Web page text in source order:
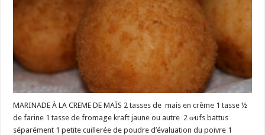
MARINADE À LA CREME DE MAÏS 2 tasses de mais en crème 1 tasse ½
de farine 1 tasse de fromage kraft jaune ou autre 2 œufs battus
séparément 1 petite cuillerée de poudre d’évaluation du poivre 1